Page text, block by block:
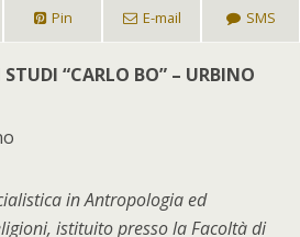
Pin E-mail SMS
“CARLO BO” – URBINO
in Antropologia ed
istituito presso la Facoltà di